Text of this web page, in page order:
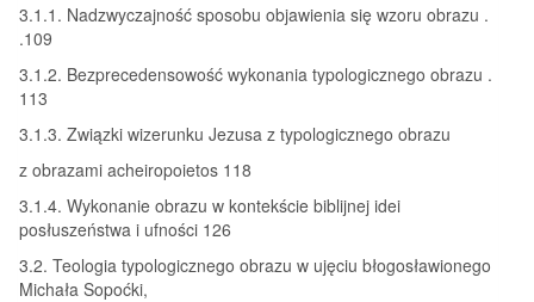
3.1.1. Nadzwyczajność sposobu objawienia się wzoru obrazu .
.109
3.1.2. Bezprecedensowość wykonania typologicznego obrazu .
113
3.1.3. Związki wizerunku Jezusa z typologicznego obrazu
z obrazami acheiropoietos 118
3.1.4. Wykonanie obrazu w kontekście biblijnej idei
posłuszeństwa i ufności 126
3.2. Teologia typologicznego obrazu w ujęciu błogosławionego
Michała Sopoćki,